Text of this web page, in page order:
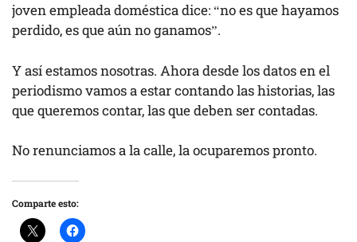
joven empleada doméstica dice: “no es que hayamos
perdido, es que aún no ganamos”.
Y así estamos nosotras. Ahora desde los datos en el
periodismo vamos a estar contando las historias, las
que queremos contar, las que deben ser contadas.
No renunciamos a la calle, la ocuparemos pronto.
Comparte esto: